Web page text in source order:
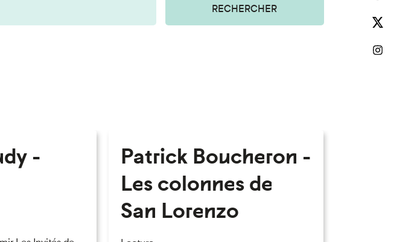
RECHERCHER
-
Patrick Boucheron -
Les colonnes de
San Lorenzo